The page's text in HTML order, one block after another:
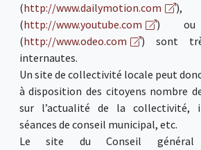
(http://www.dailymotion.com
(http://www.youtube.com ) ou
(http://www.odeo.com
) sont
internautes.
Un site de collectivité locale peut
à disposition des citoyens nombre
sur l’actualité de la collectivité,
séances de conseil municipal, etc.
Le site du Conseil général